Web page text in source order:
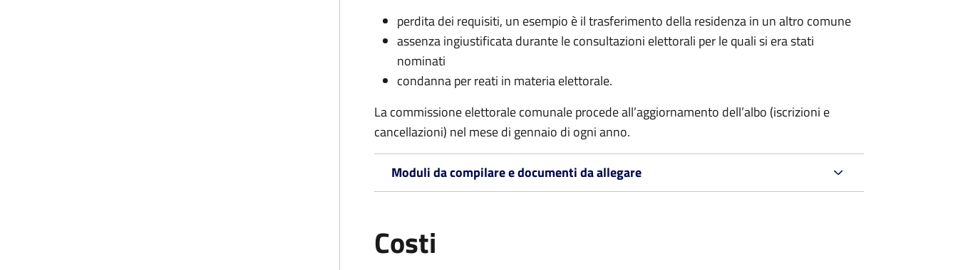
perdita dei requisiti, un esempio è il trasferimento della residenza in un altro comune
assenza ingiustificata durante le consultazioni elettorali per le quali si era stati
nominati
condanna per reati in materia elettorale.
La commissione elettorale comunale procede all’aggiornamento dell’albo (iscrizioni e
cancellazioni) nel mese di gennaio di ogni anno.
Moduli da compilare e documenti da allegare
Costi